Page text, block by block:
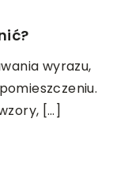
wyrazu,
[…]